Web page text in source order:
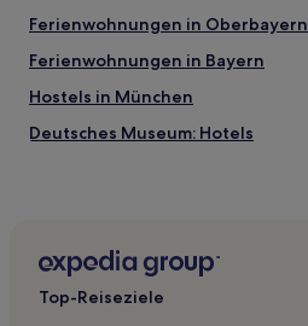
Ferienwohnungen in Oberbayern
Ferienwohnungen in Bayern
Hostels in München
Deutsches Museum: Hotels
Neuhausen-Nymphenburg: Hotels
Hotels nahe Alpines Museum
Top-Reiseziele